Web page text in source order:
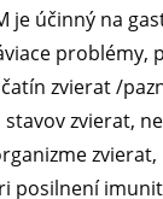
je účinný na
problémy,
zvierat /
zvierat,
posilnení